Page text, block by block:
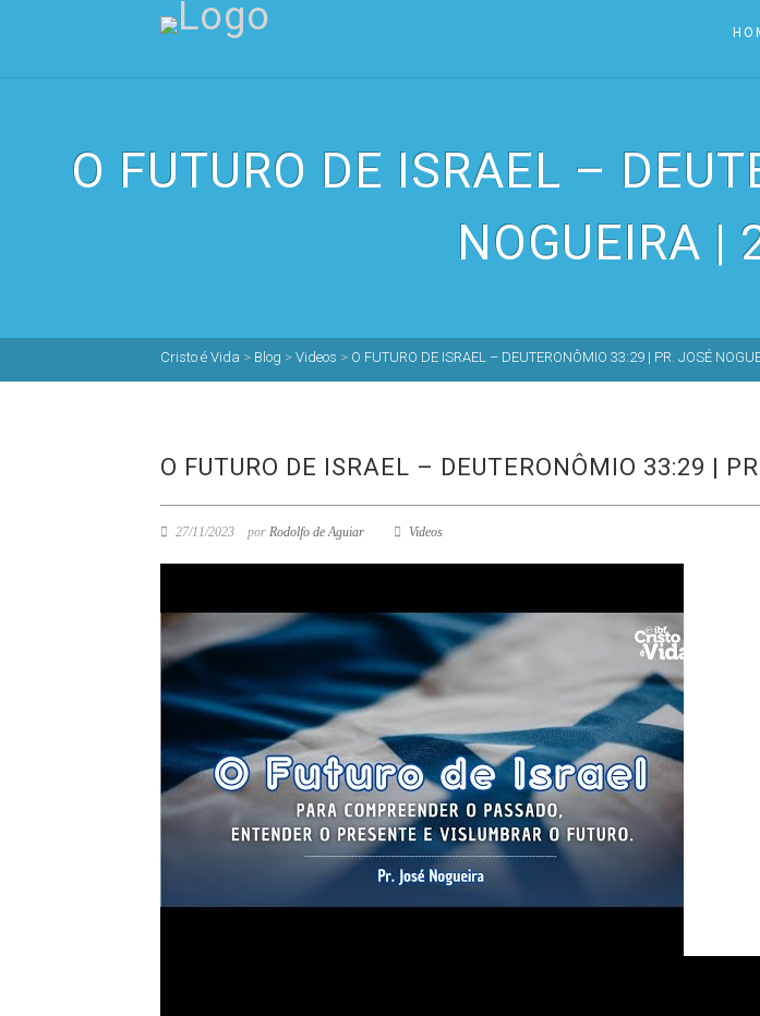
O FUTURO DE ISRAEL –
NOGUEIRA
Cristo é Vida > Blog > Videos > O FUTURO DE ISRAEL – DEUTERONÔMIO 33:29 | PR. JOSÉ
O FUTURO DE ISRAEL – DEUTERONÔMIO 33:29 |
27/11/2023 por Rodolfo de Aguiar Videos